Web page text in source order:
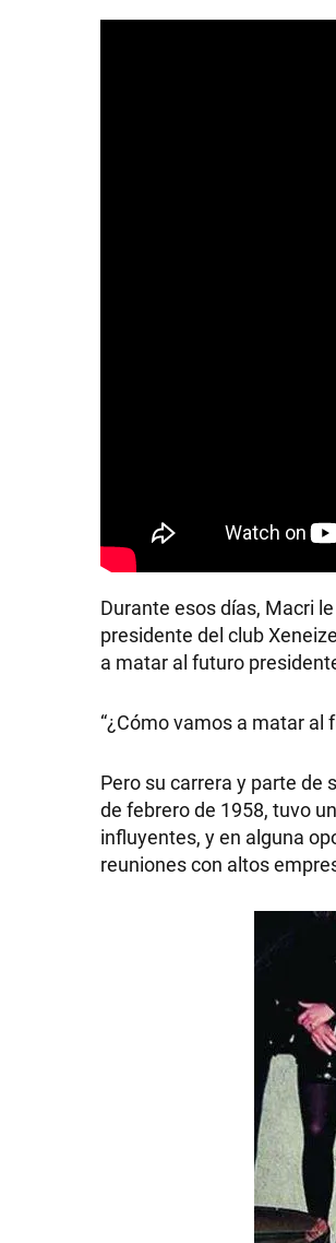
Durante esos días, Macri
presidente del club
a matar al futuro
“¿Cómo vamos a matar al
Pero su carrera y parte de
de febrero de 1958, tuvo
influyentes, y en alguna
reuniones con altos